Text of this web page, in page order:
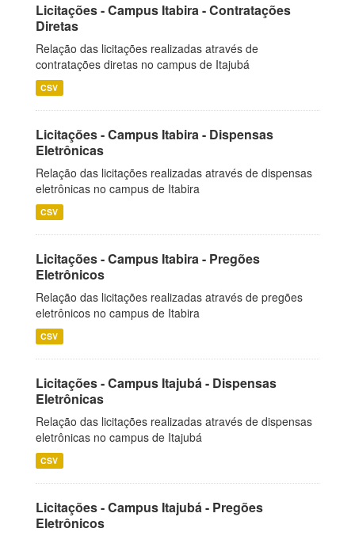
Licitações - Campus Itabira - Contratações
Diretas
Relação das licitações realizadas através de
contratações diretas no campus de Itajubá
CSV
Licitações - Campus Itabira - Dispensas
Eletrônicas
Relação das licitações realizadas através de dispensas
eletrônicas no campus de Itabira
CSV
Licitações - Campus Itabira - Pregões
Eletrônicos
Relação das licitações realizadas através de pregões
eletrônicos no campus de Itabira
CSV
Licitações - Campus Itajubá - Dispensas
Eletrônicas
Relação das licitações realizadas através de dispensas
eletrônicas no campus de Itajubá
CSV
Licitações - Campus Itajubá - Pregões
Eletrônicos